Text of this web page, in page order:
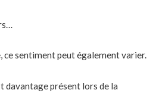
ce sentiment peut également varier.
davantage présent lors de la